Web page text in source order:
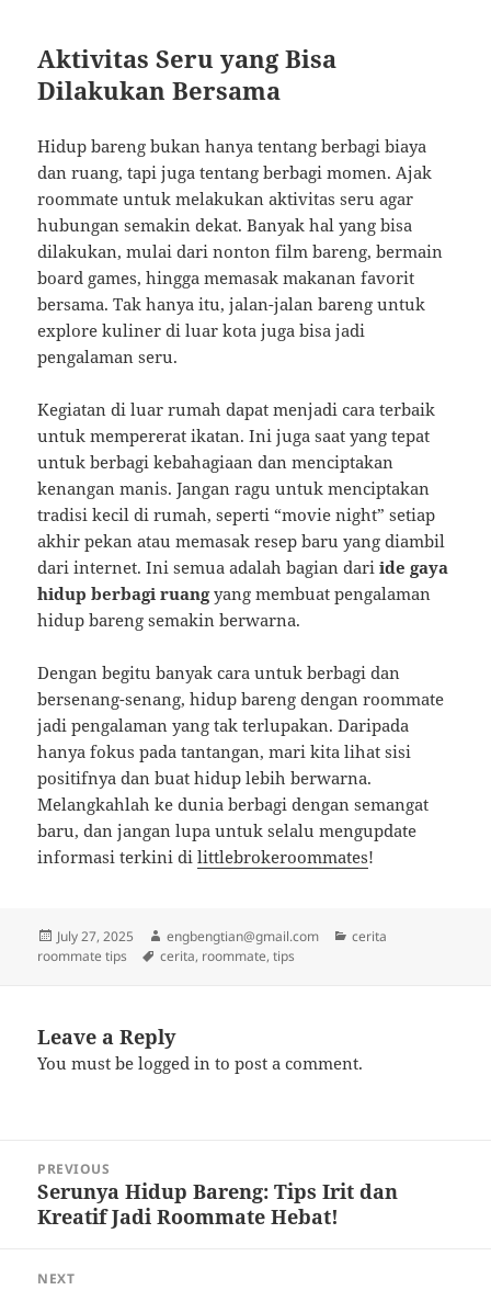
Aktivitas Seru yang Bisa
Dilakukan Bersama
Hidup bareng bukan hanya tentang berbagi biaya
dan ruang, tapi juga tentang berbagi momen. Ajak
roommate untuk melakukan aktivitas seru agar
hubungan semakin dekat. Banyak hal yang bisa
dilakukan, mulai dari nonton film bareng, bermain
board games, hingga memasak makanan favorit
bersama. Tak hanya itu, jalan-jalan bareng untuk
explore kuliner di luar kota juga bisa jadi
pengalaman seru.
Kegiatan di luar rumah dapat menjadi cara terbaik
untuk mempererat ikatan. Ini juga saat yang tepat
untuk berbagi kebahagiaan dan menciptakan
kenangan manis. Jangan ragu untuk menciptakan
tradisi kecil di rumah, seperti “movie night” setiap
akhir pekan atau memasak resep baru yang diambil
dari internet. Ini semua adalah bagian dariide gaya
hidup berbagi ruangyang membuat pengalaman
hidup bareng semakin berwarna.
Dengan begitu banyak cara untuk berbagi dan
bersenang-senang, hidup bareng dengan roommate
jadi pengalaman yang tak terlupakan. Daripada
hanya fokus pada tantangan, mari kita lihat sisi
positifnya dan buat hidup lebih berwarna.
Melangkahlah ke dunia berbagi dengan semangat
baru, dan jangan lupa untuk selalu mengupdate
informasi terkini dilittlebrokeroommates!
Posted
on
July 27, 2025 Author
engbengtian@gmail.com Categories
cerita
roommate tips
Tags
cerita, roommate,tips
Leave a Reply
You must belogged in to post a comment.
navigation
PREVIOUS
Previous
post:
Serunya Hidup Bareng: Tips Irit dan
Kreatif Jadi Roommate Hebat!
NEXT